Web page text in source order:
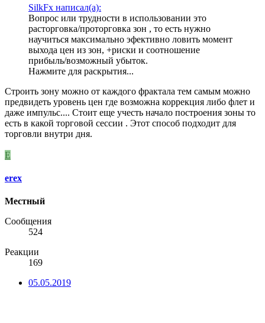
SilkFx написал(а):
Вопрос или трудности в использовании это
расторговка/проторговка зон , то есть нужно
научиться максимально эфективно ловить момент
выхода цен из зон, +риски и соотношение
прибыль/возможный убыток.
Нажмите для раскрытия...
Строить зону можно от каждого фрактала тем самым можно
предвидеть уровень цен где возможна коррекция либо флет и
даже импульс.... Стоит еще учесть начало построения зоны то
есть в какой торговой сессии . Этот способ подходит для
торговли внутри дня.
E
erex
Местный
Сообщения
524
Реакции
169
05.05.2019